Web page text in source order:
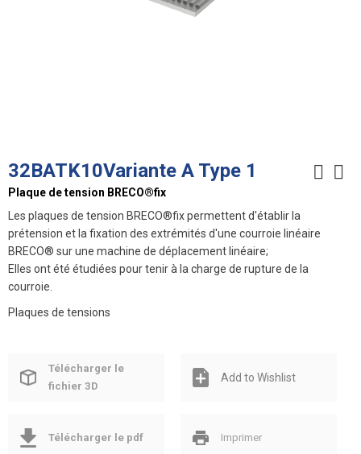
32BATK10Variante A Type 1
Plaque de tension BRECO®fix
Les plaques de tension BRECO®fix permettent d'établir la
prétension et la fixation des extrémités d'une courroie linéaire
BRECO® sur une machine de déplacement linéaire;
Elles ont été étudiées pour tenir à la charge de rupture de la
courroie.
Plaques de tensions
Télécharger le
fichier 3D
Add to Wishlist
Télécharger le pdf Imprimer